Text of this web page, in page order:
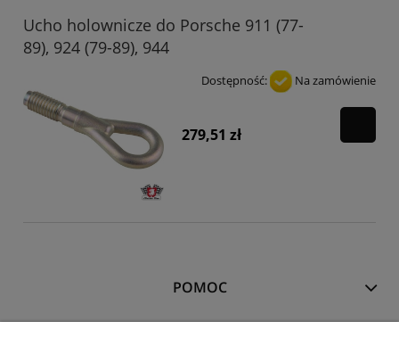
Ucho holownicze do Porsche 911 (77-
89), 924 (79-89), 944
Dostępność: Na zamówienie
279,51 zł
POMOC